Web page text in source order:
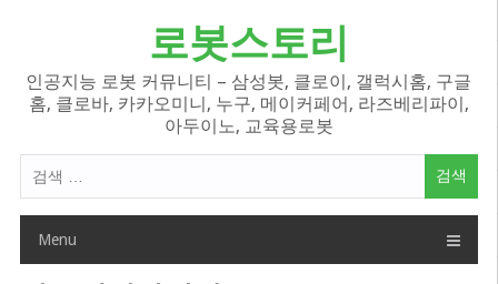
로봇스토리
인공지능 로봇 커뮤니티 – 삼성봇, 클로이, 갤럭시홈, 구글
홈, 클로바, 카카오미니, 누구, 메이커페어, 라즈베리파이,
아두이노, 교육용로봇
색
Menu